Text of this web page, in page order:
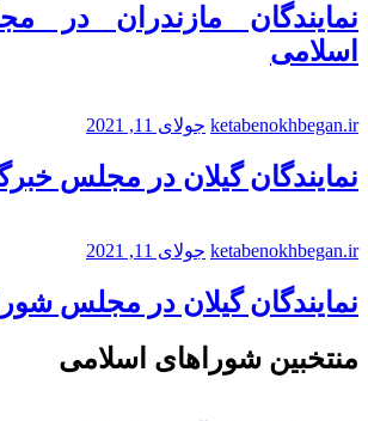
نمایندگان مازندران در
اسلامی
ketabenokhbegan.ir جولای 11, 2021
نمایندگان گیلان در مجلس
ketabenokhbegan.ir جولای 11, 2021
نمایندگان گیلان در مجلس
منتخبین شوراهای اسلامی